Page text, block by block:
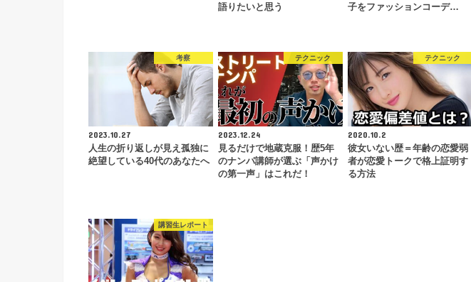
語りたいと思う
子をファッションコーデ…
考察
2023.10.27
人生の折り返しが見え孤独に
絶望している40代のあなたへ
テクニック
2023.12.24
見るだけで地蔵克服！歴5年
のナンパ講師が選ぶ「声かけ
の第一声」はこれだ！
テクニック
2020.10.2
彼女いない歴＝年齢の恋愛弱
者が恋愛トークで格上証明す
る方法
講習生レポート